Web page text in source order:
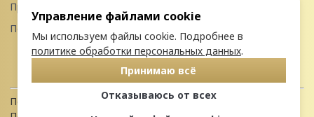
Продать
Передать в управление
Политика конфиденциальности
Управление файлами cookie
Мы используем файлы cookie. Подробнее в
политике обработки персональных данных.
Принимаю всё
Отказываюсь от всех